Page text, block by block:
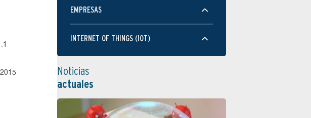
EMPRESAS
INTERNET OF THINGS (IOT)
Noticias
actuales